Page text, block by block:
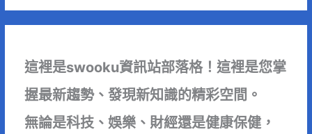
這裡是swooku資訊站部落格！這裡是您掌
握最新趨勢、發現新知識的精彩空間。
無論是科技、娛樂、財經還是健康保健，